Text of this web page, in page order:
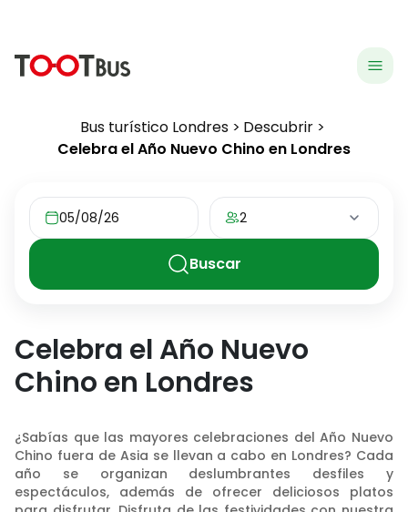
menu
Bus turístico Londres
Descubrir
Celebra el Año Nuevo Chino en Londres
05/08/26 2
Buscar
Celebra el Año Nuevo
Chino en Londres
¿Sabías que las mayores celebraciones del Año Nuevo
Chino fuera de Asia se llevan a cabo en Londres? Cada
año se organizan deslumbrantes desfiles y
espectáculos, además de ofrecer deliciosos platos